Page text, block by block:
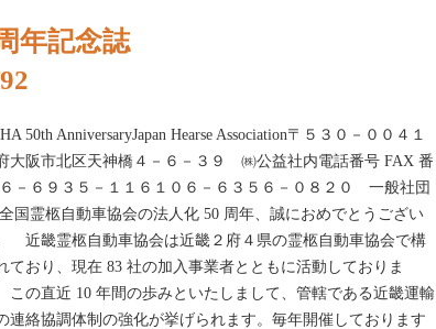
年記念誌
50th AnniversaryJapan Hearse Association〒５３０－００４１
大阪市北区天神橋４－６－３９ ㈱公益社内電話番号 FAX 番
－６９３５－１１６１０６－６３５６－０８２０ 一般社団
国霊柩自動車協会の法人化 50 周年、誠におめでとうござい
近畿霊柩自動車協会は近畿２府４県の霊柩自動車協会で構
ており、現在 83 社の加入事業者とともに活動しておりま
の直近 10 年間の歩みといたしまして、管轄である近畿運輸
連絡協調体制の強化が挙げられます。毎年開催しております